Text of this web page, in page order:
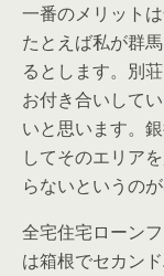
一番のメリット
たとえば私が群
るとします。別
お付き合いして
いと思います。
してそのエリア
らないというの
全宅住宅ローン
は箱根でセカン